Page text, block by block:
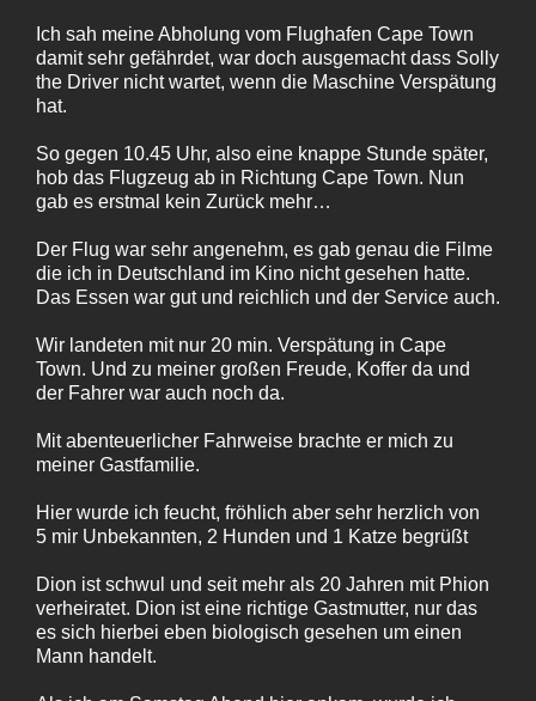
Ich sah meine Abholung vom Flughafen Cape Town
damit sehr gefährdet, war doch ausgemacht dass Solly
the Driver nicht wartet, wenn die Maschine Verspätung
hat.
So gegen 10.45 Uhr, also eine knappe Stunde später,
hob das Flugzeug ab in Richtung Cape Town. Nun
gab es erstmal kein Zurück mehr…
Der Flug war sehr angenehm, es gab genau die Filme
die ich in Deutschland im Kino nicht gesehen hatte.
Das Essen war gut und reichlich und der Service auch.
Wir landeten mit nur 20 min. Verspätung in Cape
Town. Und zu meiner großen Freude, Koffer da und
der Fahrer war auch noch da.
Mit abenteuerlicher Fahrweise brachte er mich zu
meiner Gastfamilie.
Hier wurde ich feucht, fröhlich aber sehr herzlich von
5 mir Unbekannten, 2 Hunden und 1 Katze begrüßt
Dion ist schwul und seit mehr als 20 Jahren mit Phion
verheiratet. Dion ist eine richtige Gastmutter, nur das
es sich hierbei eben biologisch gesehen um einen
Mann handelt.